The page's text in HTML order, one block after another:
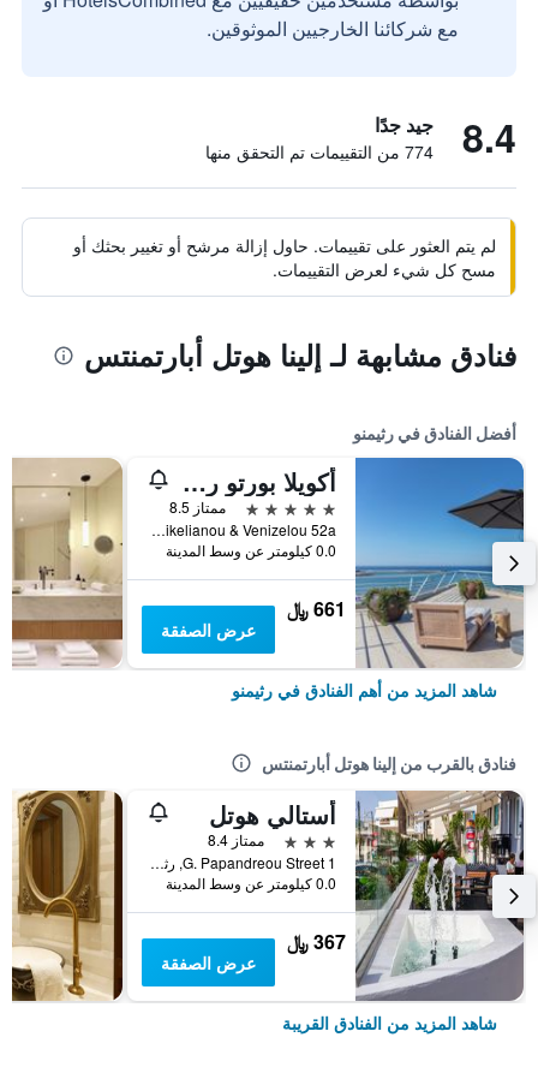
مع شركائنا الخارجيين الموثوقين.
8.4 جيد جدًا
774 من التقييمات تم التحقق منها
لم يتم العثور على تقييمات. حاول إزالة مرشح أو تغيير بحثك أو
مسح كل شيء لعرض التقييمات.
فنادق مشابهة لـ إلينا هوتل أبارتمنتس
أفضل الفنادق في رثيمنو
أكويلا بورتو ريثيمنو
5 نجوم
ممتاز 8.5
Sikelianou & Venizelou 52a, رثيمنو, اليونان
0.0 كيلومتر عن وسط المدينة
661 ﷼
عرض الصفقة
شاهد المزيد من أهم الفنادق في رثيمنو
فنادق بالقرب من إلينا هوتل أبارتمنتس
أستالي هوتل
3 نجوم
ممتاز 8.4
1 G. Papandreou Street, رثيمنو, اليونان
0.0 كيلومتر عن وسط المدينة
367 ﷼
عرض الصفقة
شاهد المزيد من الفنادق القريبة